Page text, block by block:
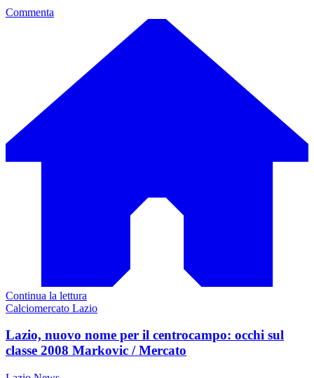
Commenta
Continua la lettura
Calciomercato Lazio
Lazio, nuovo nome per il centrocampo: occhi sul
classe 2008 Markovic / Mercato